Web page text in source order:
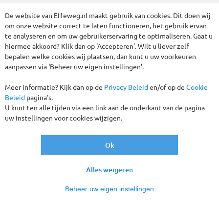
Tijdens deze speciale singlereis maakt u kennis met het
bestemmingen aan de Adriatische kust! Kroatië kenmerkt
zich door honderden kilometers kust en ruim 1.000 eilanden.
Cultuur en natuur liggen vaak op steenworp afstand van
elkaar. In combinatie met het aangename klimaat zorgt dit
onder andere een bezoek aan Opatija, Lovran, de eilanden Krk
en Rab en kunt u uitstapjes maken naar de indrukwekkende
Geen toeslag 1-persoonskamer
Vervoer per luxe Comfort Class touringcar
De website van Effeweg.nl maakt gebruik van cookies. Dit doen wij
om onze website correct te laten functioneren, het gebruik ervan
te analyseren en om uw gebruikerservaring te optimaliseren. Gaat u
hiermee akkoord? Klik dan op ‘Accepteren’. Wilt u liever zelf
bepalen welke cookies wij plaatsen, dan kunt u uw voorkeuren
aanpassen via ‘Beheer uw eigen instellingen’.
Meer informatie? Kijk dan op de Privacy Beleiden/of op de Cookie
Beleid pagina's.
U kunt ten alle tijden via een link aan de onderkant van de pagina
uw instellingen voor cookies wijzigen.
Beheer uw eigen instellingen
Alles weigeren
Ok